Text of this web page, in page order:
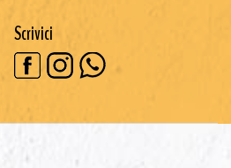
Scrivici